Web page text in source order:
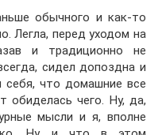
обычного и как-то
Легла, перед уходом на
и традиционно не
сидел допоздна и
себя, что домашние все
чего. Ну, да,
мысли и я, вполне